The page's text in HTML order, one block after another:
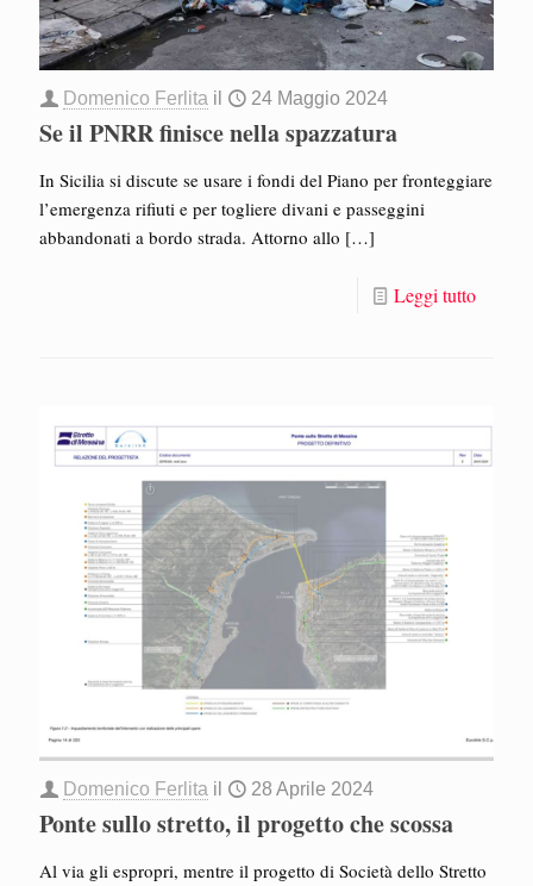
Domenico Ferlita il 24 Maggio 2024
Se il PNRR finisce nella spazzatura
In Sicilia si discute se usare i fondi del Piano per fronteggiare
l’emergenza rifiuti e per togliere divani e passeggini
abbandonati a bordo strada. Attorno allo […]
Leggi tutto
Domenico Ferlita il 28 Aprile 2024
Ponte sullo stretto, il progetto che scossa
Al via gli espropri, mentre il progetto di Società dello Stretto